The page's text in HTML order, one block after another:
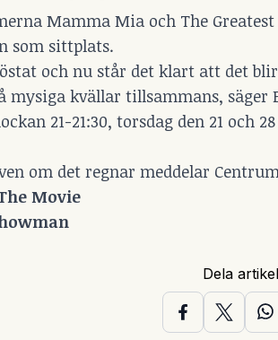
Mamma Mia och The
som sittplats.
och nu står det klart att det
mysiga kvällar tillsammans, säger
21-21:30, torsdag den 21 och
om det regnar meddelar
Movie
Dela